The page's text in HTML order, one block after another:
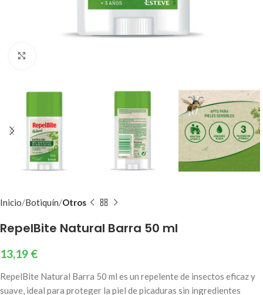
Inicio Botiquín Otros
RepelBite Natural Barra 50 ml
13,19 €
RepelBite Natural Barra 50 ml es un repelente de insectos eficaz y
suave, ideal para proteger la piel de picaduras sin ingredientes